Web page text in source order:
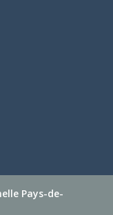
Pays-de-